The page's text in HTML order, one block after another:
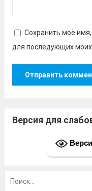
Сохранить моё
для последующих
Версия для